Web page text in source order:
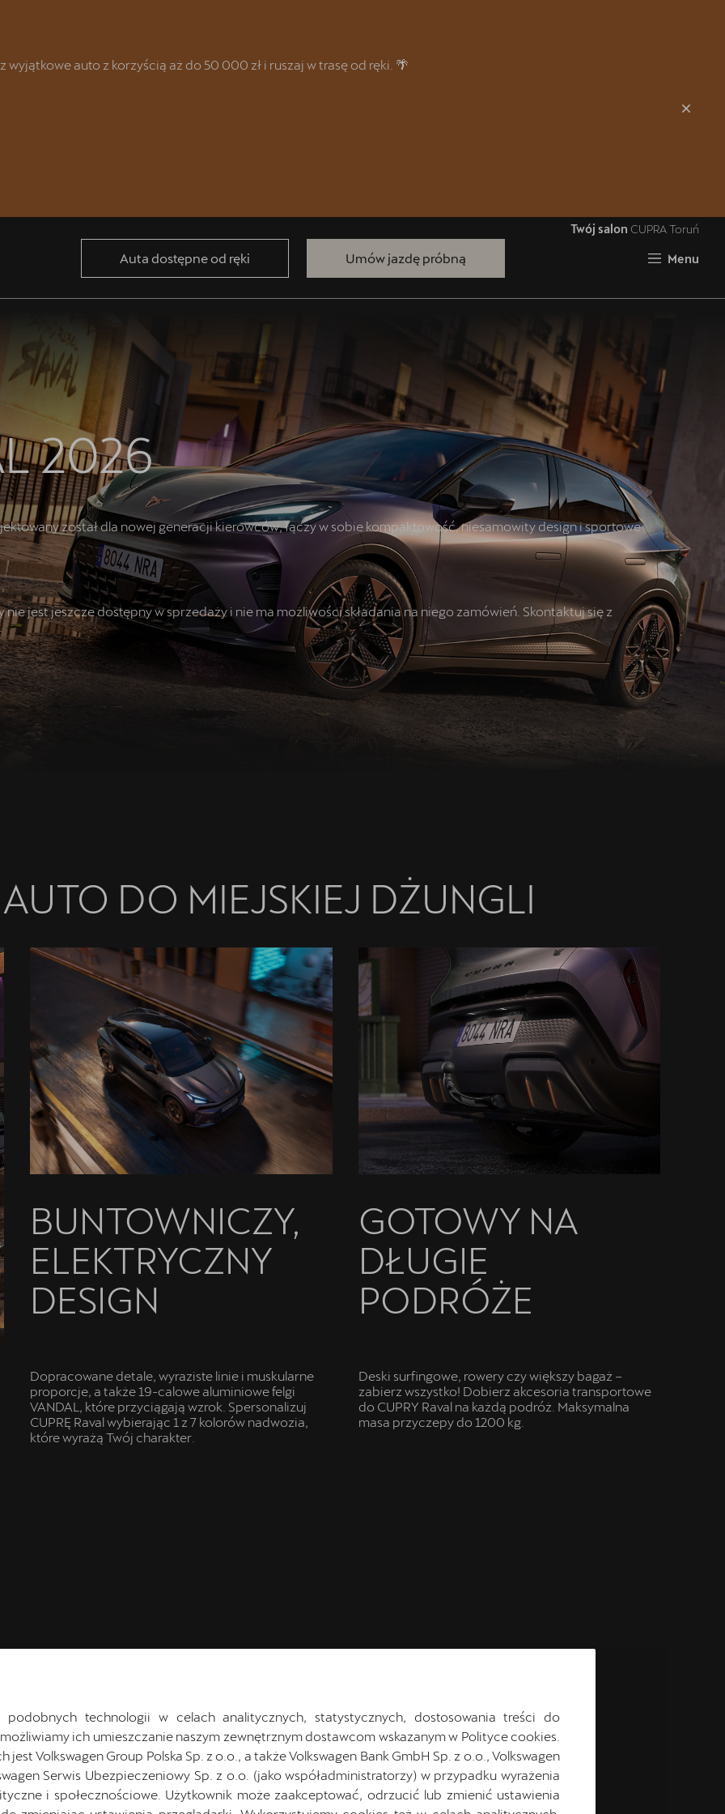
wyjątkowe auto z korzyścią aż do 50 000 zł i ruszaj w trasę od ręki. 🌴
Twój salon CUPRA Toruń
Auta dostępne od ręki Umów jazdę próbną Menu
Bezpłatna jazda próbna
Przetestuj model z wybranym silnikiem
OTOMOTO
Sprawdź najkorzystniejsze oferty
2026
został dla nowej generacji kierowców, łączy w sobie kompaktowość, niesamowity design i sportowe
jest jeszcze dostępny w sprzedaży i nie ma możliwości składania na niego zamówień. Skontaktuj się z
DO MIEJSKIEJ DŻUNGLI
BUNTOWNICZY,
ELEKTRYCZNY
DESIGN
Dopracowane detale, wyraziste linie i muskularne
proporcje, a także 19-calowe aluminiowe felgi
VANDAL, które przyciągają wzrok. Spersonalizuj
CUPRĘ Raval wybierając 1 z 7 kolorów nadwozia,
które wyrażą Twój charakter.
GOTOWY NA
DŁUGIE
PODRÓŻE
Deski surfingowe, rowery czy większy bagaż –
zabierz wszystko! Dobierz akcesoria transportowe
do CUPRY Raval na każdą podróż. Maksymalna
masa przyczepy do 1200 kg.
technologii w celach analitycznych, statystycznych, dostosowania treści do
ich umieszczanie naszym zewnętrznym dostawcom wskazanym w Polityce cookies.
Volkswagen Group Polska Sp. z o.o., a także Volkswagen Bank GmbH Sp. z o.o., Volkswagen
Serwis Ubezpieczeniowy Sp. z o.o. (jako współadministratorzy) w przypadku wyrażenia
i społecznościowe. Użytkownik może zaakceptować, odrzucić lub zmienić ustawienia